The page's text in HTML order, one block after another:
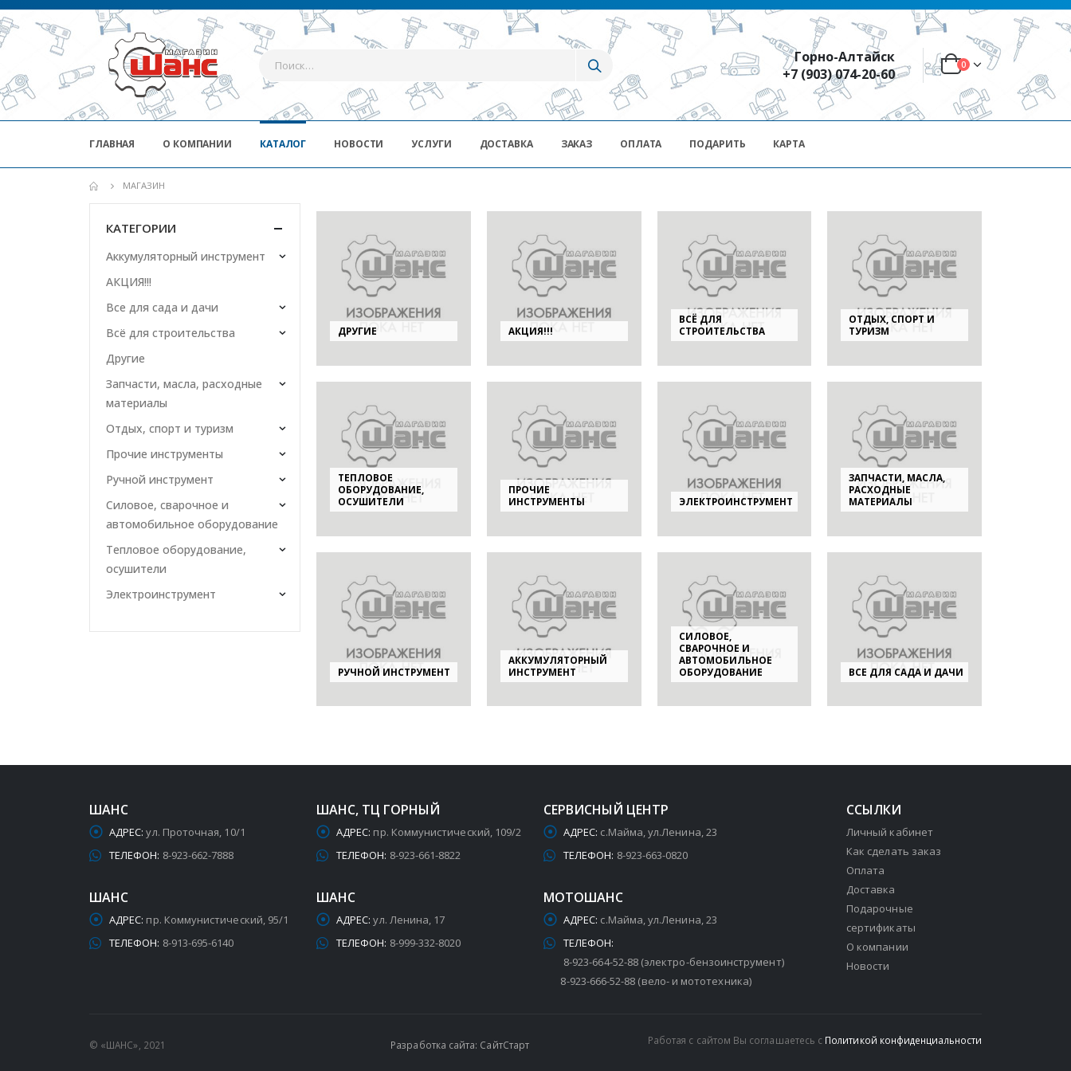
Горно-Алтайск
+7 (903) 074-20-60
0
ГЛАВНАЯ О КОМПАНИИ КАТАЛОГ НОВОСТИ УСЛУГИ ДОСТАВКА ЗАКАЗ ОПЛАТА ПОДАРИТЬ КАРТА
МАГАЗИН
ДРУГИЕ АКЦИЯ!!!
ВСЁ ДЛЯ
СТРОИТЕЛЬСТВА
ОТДЫХ, СПОРТ И
ТУРИЗМ
ТЕПЛОВОЕ
ОБОРУДОВАНИЕ,
ОСУШИТЕЛИ
ПРОЧИЕ
ИНСТРУМЕНТЫ
ЭЛЕКТРОИНСТРУМЕНТ
ЗАПЧАСТИ, МАСЛА,
РАСХОДНЫЕ
МАТЕРИАЛЫ
РУЧНОЙ ИНСТРУМЕНТ
АККУМУЛЯТОРНЫЙ
ИНСТРУМЕНТ
СИЛОВОЕ,
СВАРОЧНОЕ И
АВТОМОБИЛЬНОЕ
ОБОРУДОВАНИЕ
ВСЕ ДЛЯ САДА И ДАЧИ
КАТЕГОРИИ
Аккумуляторный инструмент
АКЦИЯ!!!
Все для сада и дачи
Всё для строительства
Другие
Запчасти, масла, расходные
материалы
Отдых, спорт и туризм
Прочие инструменты
Ручной инструмент
Силовое, сварочное и
автомобильное оборудование
Тепловое оборудование,
осушители
Электроинструмент
ШАНС
АДРЕС: ул. Проточная, 10/1
ТЕЛЕФОН: 8-923-662-7888
ШАНС
АДРЕС: пр. Коммунистический, 95/1
ТЕЛЕФОН: 8-913-695-6140
ШАНС, ТЦ ГОРНЫЙ
АДРЕС: пр. Коммунистический, 109/2
ТЕЛЕФОН: 8-923-661-8822
ШАНС
АДРЕС: ул. Ленина, 17
ТЕЛЕФОН: 8-999-332-8020
СЕРВИСНЫЙ ЦЕНТР
АДРЕС: с.Майма, ул.Ленина, 23
ТЕЛЕФОН: 8-923-663-0820
МОТОШАНС
АДРЕС: с.Майма, ул.Ленина, 23
ТЕЛЕФОН:
8-923-664-52-88 (электро-бензоинструмент)
8-923-666-52-88 (вело- и мототехника)
ССЫЛКИ
Личный кабинет
Как сделать заказ
Оплата
Доставка
Подарочные
сертификаты
О компании
Новости
© «ШАНС», 2021 Разработка сайта: СайтСтарт Работая с сайтом Вы соглашаетесь с Политикой конфиденциальности